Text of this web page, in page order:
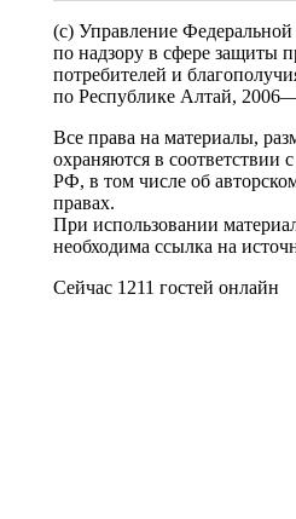
(c) Управление
по надзору в сфере защиты
потребителей и
по Республике Алтай,
Все права на материалы,
охраняются в соответствии
РФ, в том числе об
правах.
При использовании
необходима ссылка на
Сейчас 1211 гостей онлайн